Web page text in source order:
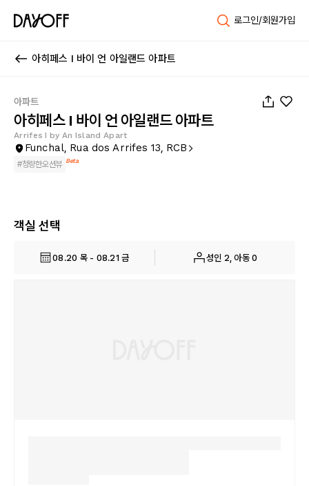
로그인/회원가입
아히페스 I 바이 언 아일랜드 아파트
아파트
아히페스 I 바이 언 아일랜드 아파트
Arrifes I by An Island Apart
Funchal, Rua dos Arrifes 13, RCB
#청량한오션뷰 Beta
객실 선택
08.20 목 - 08.21 금 성인 2, 아동 0